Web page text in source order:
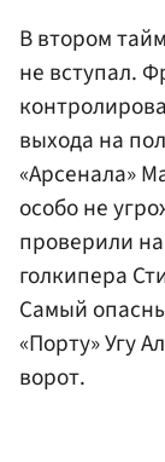
В втором
не вступал.
выхода на
«Арсенала»
особо не
проверили
голкипера
Самый
«Порту» Угу
ворот.